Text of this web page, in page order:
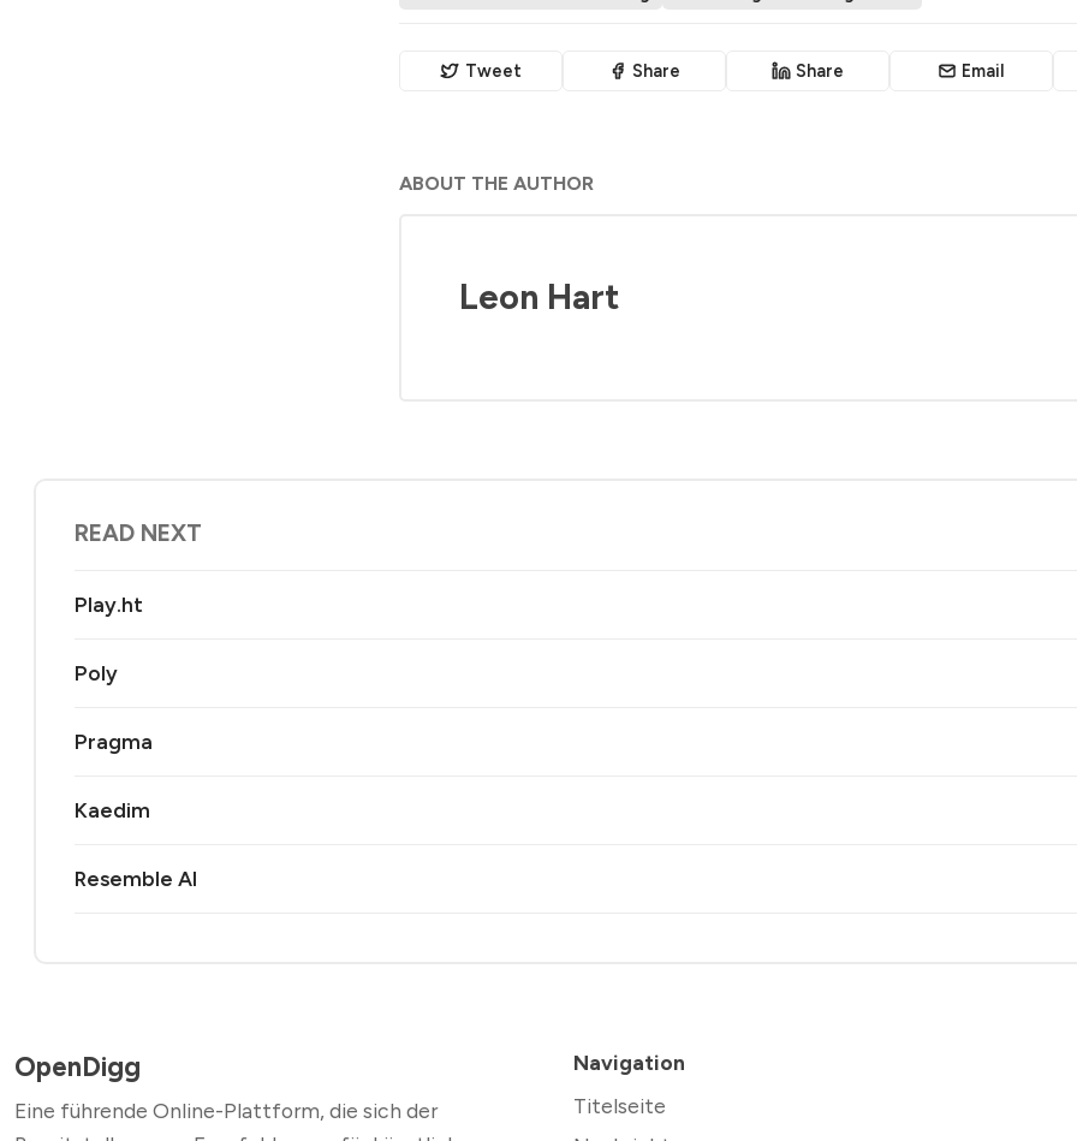
Tweet Share Share Email
ABOUT THE AUTHOR
Leon Hart
READ NEXT
Play.ht
Poly
Pragma
Kaedim
Resemble AI
OpenDigg
Eine führende Online-Plattform, die sich der
Navigation
Titelseite